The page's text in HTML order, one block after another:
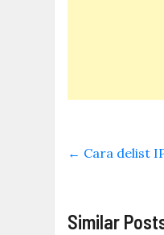
← Cara delist
Similar